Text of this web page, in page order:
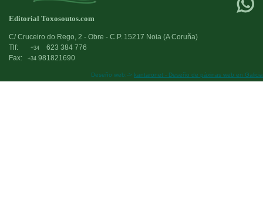
Editorial Toxosoutos.com
C/ Cruceiro do Rego, 2 - Obre - C.P. 15217 Noia (A Coruña)
Tlf:
+34
623 384 776
Fax:
+34 981821690
Deseño web:-> kantaronet - Deseño de páxinas web en Galicia